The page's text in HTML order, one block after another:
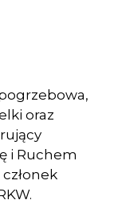
oraz
i Ruchem